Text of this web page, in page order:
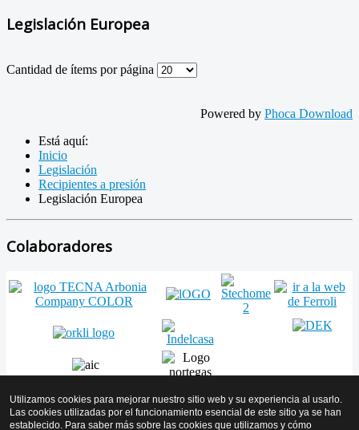
Legislación Europea
Cantidad de ítems por página
Powered by Phoca Download
Está aquí:
Inicio
Legislación
Recipientes a presión
Legislación Europea
Colaboradores
Utilizamos cookies para mejorar nuestro sitio web y su experiencia al usarlo.
Las cookies utilizadas por el funcionamiento esencial de este sitio ya se han
establecido. Para saber más sobre las cookies que utilizamos y cómo